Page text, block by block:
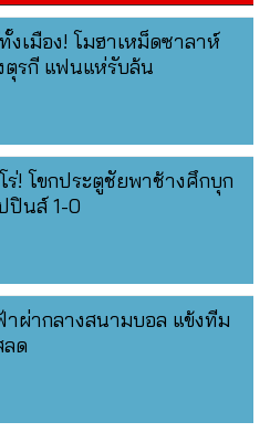
งเมือง! โมฮาเหม็ดซาลาห์
ตุรกี แฟนแห่รับล้น
ร่! โขกประตูชัยพาช้างศึกบุก
ปินส์ 1-0
ผ่ากลางสนามบอล แข้งทีม
ด